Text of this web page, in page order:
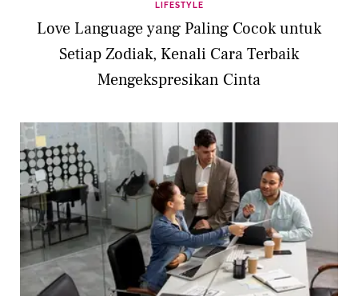
LIFESTYLE
Love Language yang Paling Cocok untuk
Setiap Zodiak, Kenali Cara Terbaik
Mengekspresikan Cinta